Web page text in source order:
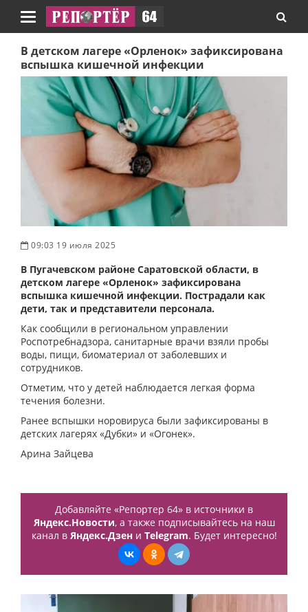
Навигация
В детском лагере «Орленок» зафиксирована
вспышка кишечной инфекции
09:03 19 июля 2025
В Пугачевском районе Саратовской области, в
детском лагере «Орленок» зафиксирована
вспышка кишечной инфекции. Пострадали как
дети, так и представители персонала.
Как сообщили в региональном управлении
Роспотребнадзора, санитарные врачи взяли пробы
воды, пищи, биоматериал от заболевших и
сотрудников.
Отметим, что у детей наблюдается легкая форма
течения болезни.
Ранее вспышки норовируса были зафиксированы в
детских лагерях «Дубки» и «Огонек».
Арина Зайцева
Добавляйте «Репортер 64» в источники в
Яндекс.Новости, а также подписывайтесь на наш
канал в Яндекс.Дзени Telegram. Будет интересно!